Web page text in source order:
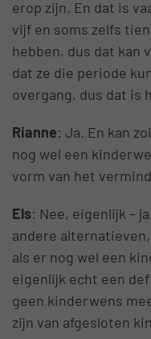
erop zijn. En dat is
vijf en soms zelfs
hebben, dus dat kan
dat ze die periode
overgang, dus dat is
Rianne: Ja. En kan
nog wel een
vorm van het
Els: Nee, eigenlijk –
andere
als er nog wel een
eigenlijk echt een
geen kinderwens
zijn van afgesloten